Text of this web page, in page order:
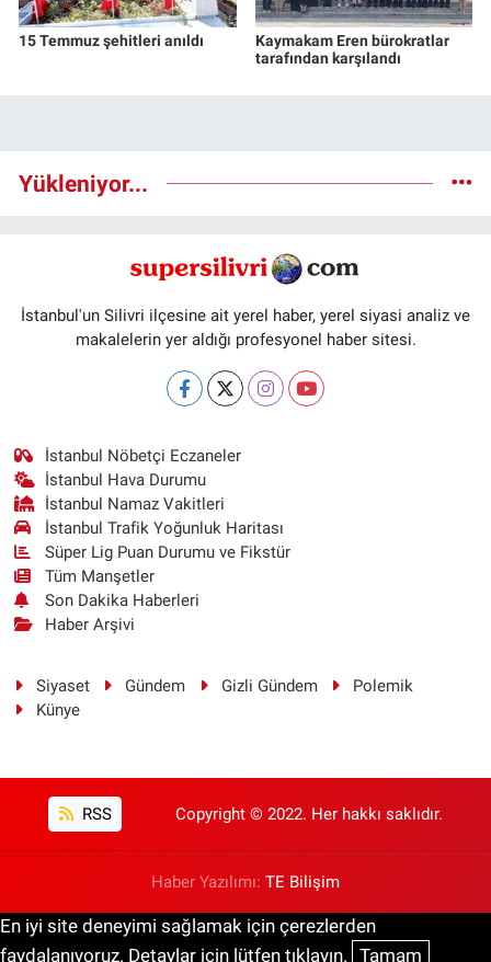
15 Temmuz şehitleri anıldı
Kaymakam Eren bürokratlar
tarafından karşılandı
Yükleniyor...
İstanbul'un Silivri ilçesine ait yerel haber, yerel siyasi analiz ve
makalelerin yer aldığı profesyonel haber sitesi.
İstanbul Nöbetçi Eczaneler
İstanbul Hava Durumu
İstanbul Namaz Vakitleri
İstanbul Trafik Yoğunluk Haritası
Süper Lig Puan Durumu ve Fikstür
Tüm Manşetler
Son Dakika Haberleri
Haber Arşivi
Siyaset Gündem Gizli Gündem
Polemik
Künye
RSS Copyright © 2022. Her hakkı saklıdır.
Haber Yazılımı: TE Bilişim
En iyi site deneyimi sağlamak için çerezlerden
faydalanıyoruz. Detaylar için lütfen tıklayın. Tamam